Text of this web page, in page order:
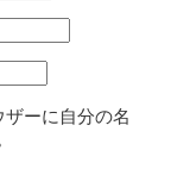
ーに自分の名